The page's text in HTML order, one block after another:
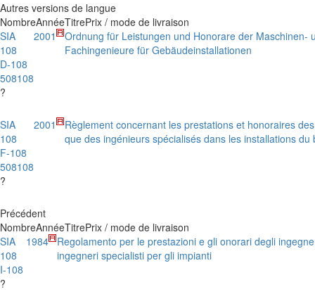
Autres versions de langue
NombreAnnéeTitrePrix / mode de livraison
SIA
108
D-108
508108
?
2001
Ordnung für Leistungen und Honorare der Maschinen-
Fachingenieure für Gebäudeinstallationen
SIA
108
F-108
508108
?
2001
Règlement concernant les prestations et honoraires
que des ingénieurs spécialisés dans les installations du
Précédent
NombreAnnéeTitrePrix / mode de livraison
SIA
108
I-108
?
1984
Regolamento per le prestazioni e gli onorari degli
ingegneri specialisti per gli impianti